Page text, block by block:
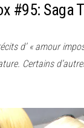
#95: Saga
d’ « amour
Certains